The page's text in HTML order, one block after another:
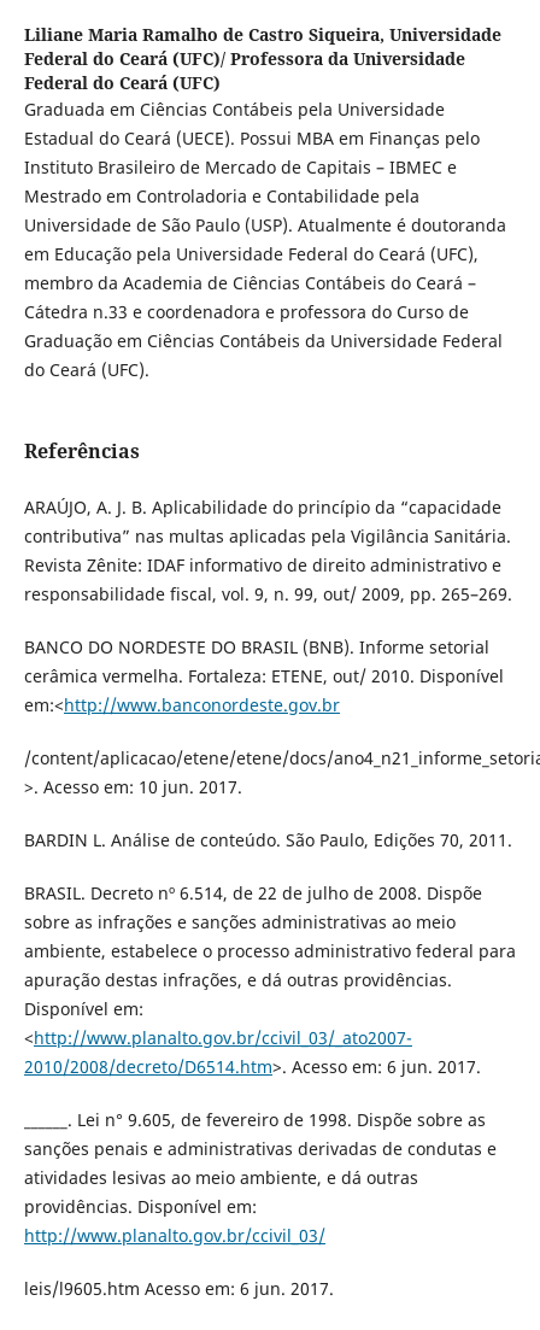
Liliane Maria Ramalho de Castro Siqueira, Universidade
Federal do Ceará (UFC)/ Professora da Universidade
Federal do Ceará (UFC)
Graduada em Ciências Contábeis pela Universidade
Estadual do Ceará (UECE). Possui MBA em Finanças pelo
Instituto Brasileiro de Mercado de Capitais – IBMEC e
Mestrado em Controladoria e Contabilidade pela
Universidade de São Paulo (USP). Atualmente é doutoranda
em Educação pela Universidade Federal do Ceará (UFC),
membro da Academia de Ciências Contábeis do Ceará –
Cátedra n.33 e coordenadora e professora do Curso de
Graduação em Ciências Contábeis da Universidade Federal
do Ceará (UFC).
Referências
ARAÚJO, A. J. B. Aplicabilidade do princípio da “capacidade
contributiva” nas multas aplicadas pela Vigilância Sanitária.
Revista Zênite: IDAF informativo de direito administrativo e
responsabilidade fiscal, vol. 9, n. 99, out/ 2009, pp. 265–269.
BANCO DO NORDESTE DO BRASIL (BNB). Informe setorial
cerâmica vermelha. Fortaleza: ETENE, out/ 2010. Disponível
em:<http://www.banconordeste.gov.br
/content/aplicacao/etene/etene/docs/
>. Acesso em: 10 jun. 2017.
BARDIN L. Análise de conteúdo. São Paulo, Edições 70, 2011.
BRASIL. Decreto nº 6.514, de 22 de julho de 2008. Dispõe
sobre as infrações e sanções administrativas ao meio
ambiente, estabelece o processo administrativo federal para
apuração destas infrações, e dá outras providências.
Disponível em:
<http://www.planalto.gov.br/ccivil_03/_ato2007-
2010/2008/decreto/D6514.htm>. Acesso em: 6 jun. 2017.
______. Lei n° 9.605, de fevereiro de 1998. Dispõe sobre as
sanções penais e administrativas derivadas de condutas e
atividades lesivas ao meio ambiente, e dá outras
providências. Disponível em:
http://www.planalto.gov.br/ccivil_03/
leis/l9605.htm Acesso em: 6 jun. 2017.